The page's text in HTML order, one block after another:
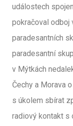
událostech
pokračoval odboj
paradesantních
paradesantní
v Mýtkách
Čechy a Morava
s úkolem sbírat
radiový kontakt